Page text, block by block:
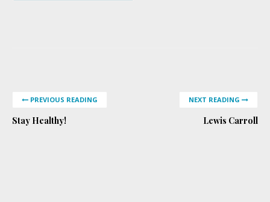
PREVIOUS READING
Stay Healthy!
NEXT READING
Lewis Carroll